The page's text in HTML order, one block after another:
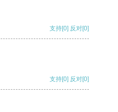
支持[0] 反对[0]
支持[0] 反对[0]